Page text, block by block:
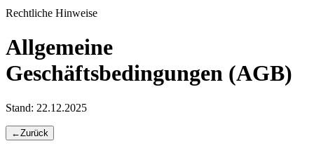
Rechtliche Hinweise
Allgemeine
Geschäftsbedingungen (AGB)
Stand: 22.12.2025
←Zurück